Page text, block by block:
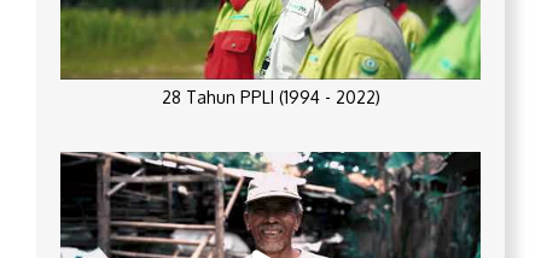
28 Tahun PPLI (1994 - 2022)